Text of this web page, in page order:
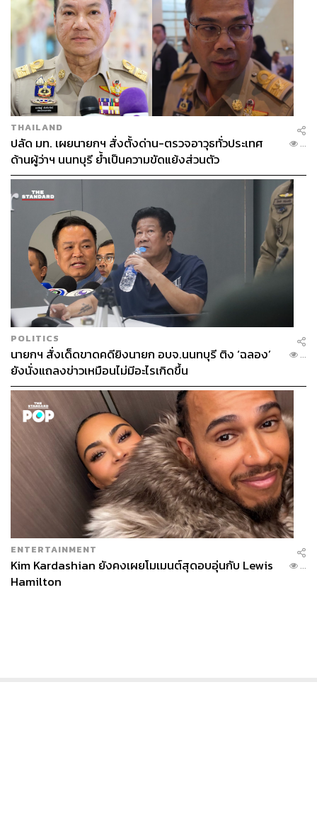
THAILAND
ปลัด มท. เผยนายกฯ สั่งตั้งด่าน-ตรวจอาวุธทั่วประเทศ
ด้านผู้ว่าฯ นนทบุรี ย้ำเป็นความขัดแย้งส่วนตัว
...
POLITICS
นายกฯ สั่งเด็ดขาดคดียิงนายก อบจ.นนทบุรี ติง ‘ฉลอง’
ยังนั่งแถลงข่าวเหมือนไม่มีอะไรเกิดขึ้น
...
ENTERTAINMENT
Kim Kardashian ยังคงเผยโมเมนต์สุดอบอุ่นกับ Lewis
Hamilton
...